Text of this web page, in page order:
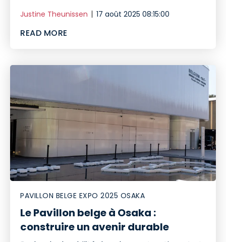
Justine Theunissen 17 août 2025 08:15:00
READ MORE
PAVILLON BELGE EXPO 2025 OSAKA
Le Pavillon belge à Osaka :
construire un avenir durable